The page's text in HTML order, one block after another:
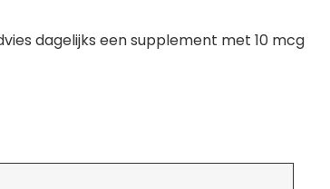
dagelijks een supplement met 10 mcg